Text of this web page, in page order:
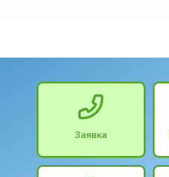
Заявка